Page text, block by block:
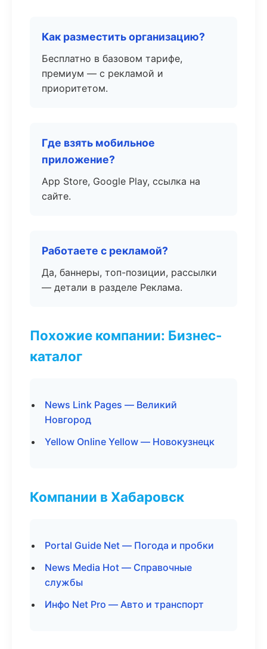
Как разместить организацию?
Бесплатно в базовом тарифе,
премиум — с рекламой и
приоритетом.
Где взять мобильное
приложение?
App Store, Google Play, ссылка на
сайте.
Работаете с рекламой?
Да, баннеры, топ-позиции, рассылки
— детали в разделе Реклама.
Похожие компании: Бизнес-
каталог
News Link Pages — Великий
Новгород
Yellow Online Yellow — Новокузнецк
Компании в Хабаровск
Portal Guide Net — Погода и пробки
News Media Hot — Справочные
службы
Инфо Net Pro — Авто и транспорт